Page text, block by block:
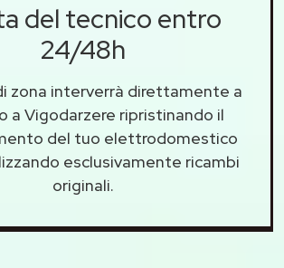
del tecnico entro
24/48h
zona interverrà direttamente a
a Vigodarzere ripristinando il
del tuo elettrodomestico
esclusivamente ricambi
originali.